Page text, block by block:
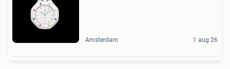
Amsterdam 1 aug 26